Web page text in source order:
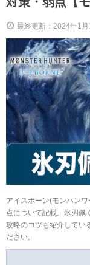
最終更新：2024年1
アイスボーン(モンハン
点について記載。氷刃佩
攻略のコツも紹介してい
ださい。